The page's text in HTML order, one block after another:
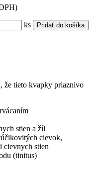
ks
že tieto kvapky priaznivo
stien a žíl
cievok,
cievnych stien
(tinitus)